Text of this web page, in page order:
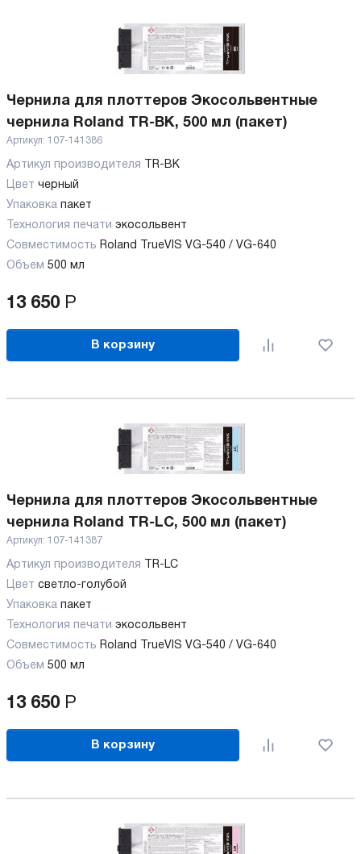
Чернила для плоттеров Экосольвентные
чернила Roland TR-BK, 500 мл (пакет)
Артикул: 107-141386
Артикул производителя
TR-BK
Цвет черный
Упаковка пакет
Технология печати экосольвент
Совместимость Roland TrueVIS VG-540 / VG-640
Объем 500 мл
13 650 Р
В корзину
Чернила для плоттеров Экосольвентные
чернила Roland TR-LC, 500 мл (пакет)
Артикул: 107-141387
Артикул производителя
TR-LC
Цвет светло-голубой
Упаковка пакет
Технология печати экосольвент
Совместимость Roland TrueVIS VG-540 / VG-640
Объем 500 мл
13 650 Р
В корзину